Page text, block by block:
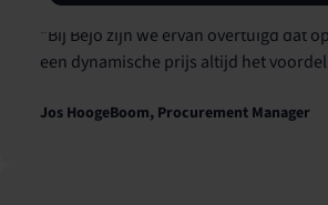
"Bij Bejo zijn we ervan overtuigd dat
een dynamische prijs altijd het
Jos HoogeBoom, Procurement Manager